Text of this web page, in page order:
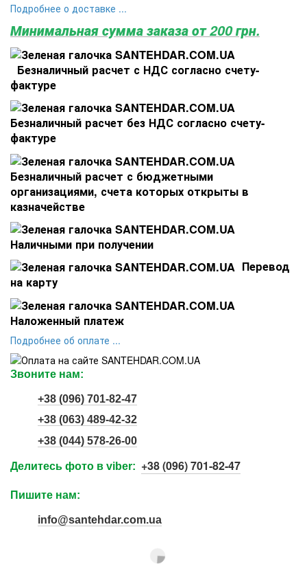
Подробнее о доставке ...
Минимальная сумма заказа от 200 грн.
Безналичный расчет с НДС согласно счету-
фактуре
Безналичный расчет без НДС согласно счету-
фактуре
Безналичный расчет с бюджетными
организациями, счета которых открыты в
казначействе
Наличными при получении
Перевод
на карту
Наложенный платеж
Подробнее об оплате ...
Звоните нам:
+38 (096) 701-82-47
+38 (063) 489-42-32
+38 (044) 578-26-00
Делитесь фото в viber: +38 (096) 701-82-47
Пишите нам:
info@santehdar.com.ua